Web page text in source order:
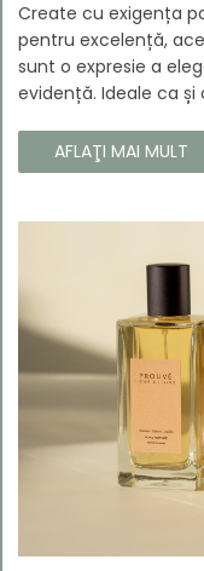
Create cu exigența
pentru excelență,
sunt o expresie a
evidență. Ideale ca
să atragă atenția și
AFLAŢI MAI MULT